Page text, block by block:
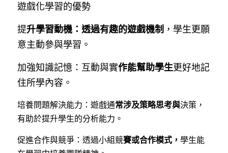
遊戲化學習的優勢
提升學習動機：透過有趣的遊戲機制 ，學生更願
意主動參與學習。
加強知識記憶：互動與實作能幫助學生更好地記
住所學內容。
培養問題解決能力：遊戲通常涉及策略思考與決策，
有助於提升學生的分析能力。
促進合作與競爭：透過小組競賽或合作模式， 學生能